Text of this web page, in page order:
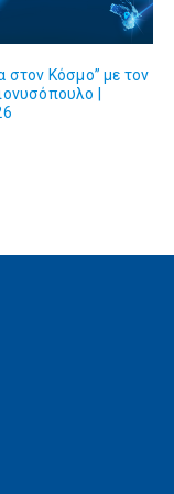
στον Κόσμο” με τον
|